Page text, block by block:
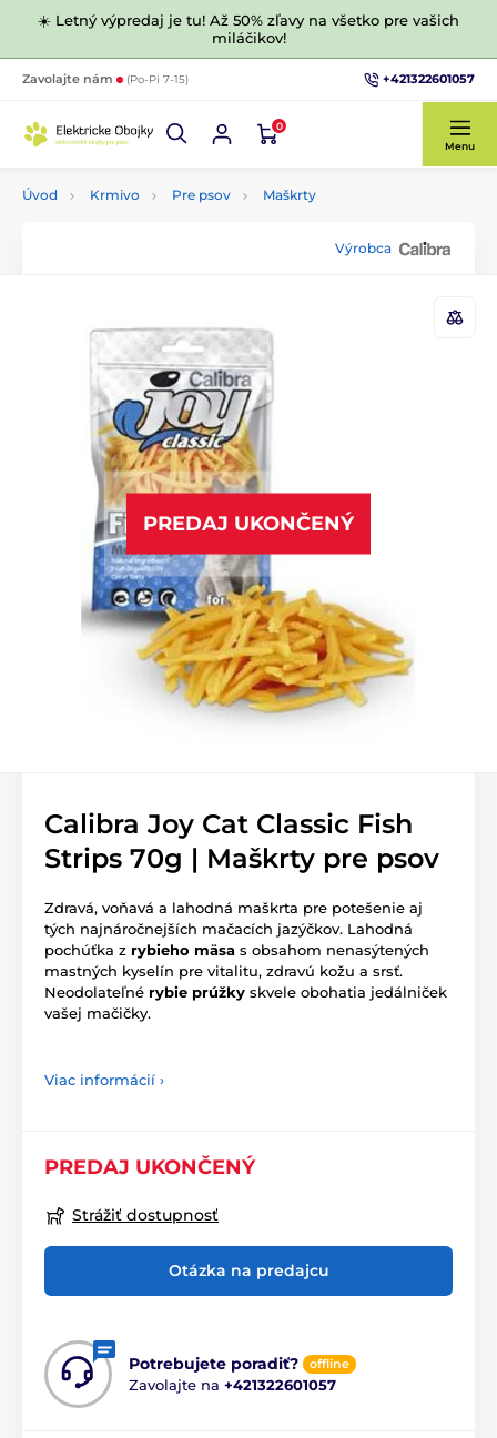
☀️ Letný výpredaj je tu! Až 50% zľavy na všetko pre vašich
miláčikov!
Zavolajte nám (Po-Pi 7-15) +421322601057
0
Menu
Úvod Krmivo Pre psov Maškrty
Výrobca
PREDAJ UKONČENÝ
Calibra Joy Cat Classic Fish
Strips 70g | Maškrty pre psov
Zdravá, voňavá a lahodná maškrta pre potešenie aj
tých najnáročnejších mačacích jazýčkov. Lahodná
pochúťka z rybieho mäsa s obsahom nenasýtených
mastných kyselín pre vitalitu, zdravú kožu a srsť.
Neodolateľné rybie prúžky skvele obohatia jedálniček
vašej mačičky.
Viac informácií ›
PREDAJ UKONČENÝ
Strážiť dostupnosť
Otázka na predajcu
Potrebujete poradiť? offline
Zavolajte na +421322601057